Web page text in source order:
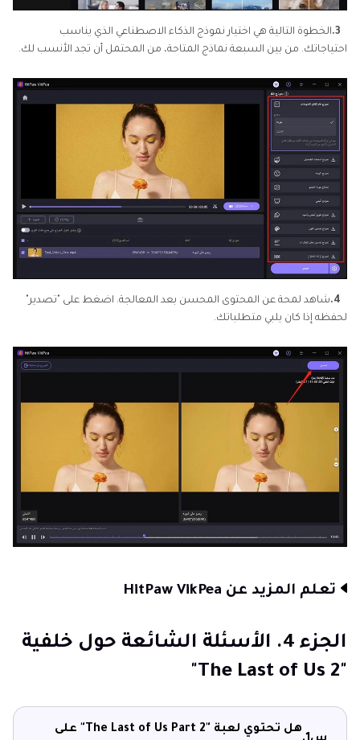
3. الخطوة التالية هي اختيار نموذج الذكاء الاصطناعي الذي يناسب
احتياجاتك. من بين السبعة نماذج المتاحة، من المحتمل أن تجد الأنسب لك.
4. شاهد لمحة عن المحتوى المحسن بعد المعالجة. اضغط على "تصدير"
لحفظه إذا كان يلبي متطلباتك.
تعلم المزيد عن HitPaw VikPea
الجزء 4. الأسئلة الشائعة حول خلفية
"The Last of Us 2"
هل تحتوي لعبة "The Last of Us Part 2" على